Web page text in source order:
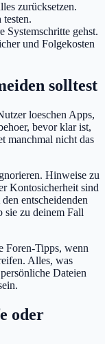
zurücksetzen.
Systemschritte gehst.
und Folgekosten
solltest
loeschen Apps,
bevor klar ist,
manchmal nicht das
Hinweise zu
Kontosicherheit sind
entscheidenden
sie zu deinem Fall
Foren-Tipps, wenn
Alles, was
Dateien
oder